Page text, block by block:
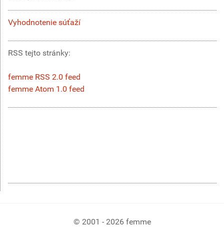
Vyhodnotenie súťaží
RSS tejto stránky:
femme RSS 2.0 feed
femme Atom 1.0 feed
© 2001 - 2026 femme